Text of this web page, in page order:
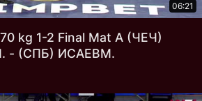
06:21
kg 1-2 Final Mat А (ЧЕЧ)
- (СПБ) ИСАЕВМ.